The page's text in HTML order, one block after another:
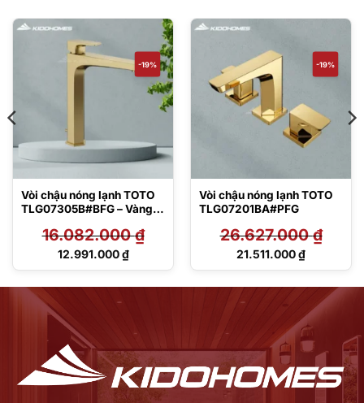
-19%
Vòi chậu nóng lạnh TOTO
TLG07305B#BFG – Vàng
16.082.000₫
Giá
12.991.000₫
Giá
-19%
Vòi chậu nóng lạnh TOTO
TLG07201BA#PFG
26.627.000₫
Giá
26.627.000 ₫.
21.511.000₫
Giá
21.511.000 ₫.